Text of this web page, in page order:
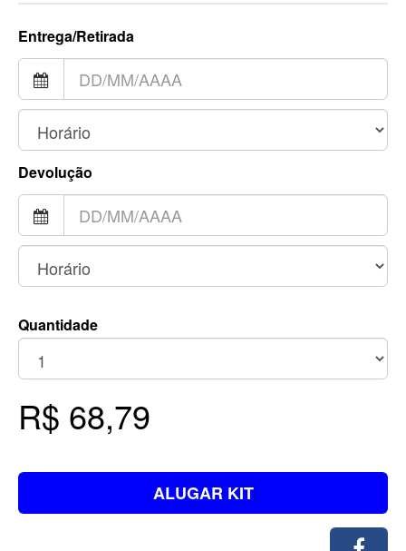
Entrega/Retirada
Devolução
Quantidade
R$ 68,79
ALUGAR KIT